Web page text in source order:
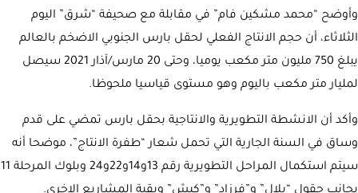
وأوضح “محمد مشكين فام” في مقابلة مع صحيفة “شرق” اليوم
الثلاثاء، أن حجم الانتاج الفعلي لحقل بارس الجنوبي الاضخم بالعالم
يبلغ 750 مليون متر مكعب يوميا، وحتى 20 مارس/آذار 2021 سيصل
لمليار متر مكعب باليوم وهو مستوى قياسيا ملحوظا.
وأكد أن الانشطة التطويرية والانتاجية بحقل بارس تمضي على قدم
وساق في السنة الجارية التي تحمل شعار “طفرة الانتاج”، موضحا أنه
سيتم استكمال المراحل التطويرية رقم 13و14و22و24 وبلوك المرحلة 11